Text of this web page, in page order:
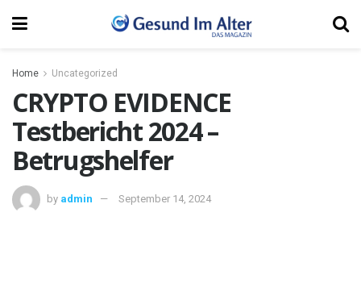
Home Uncategorized
CRYPTO EVIDENCE
Testbericht 2024 –
Betrugshelfer
by admin September 14, 2024